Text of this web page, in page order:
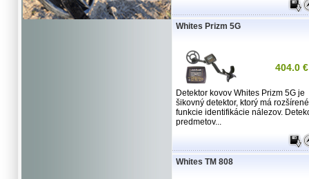
Whites Prizm 5G
404.0 €
Detektor kovov Whites Prizm 5G je
šikovný detektor, ktorý má rozšírené
funkcie identifikácie nálezov.
predmetov...
Whites TM 808